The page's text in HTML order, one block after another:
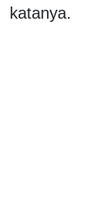
katanya.